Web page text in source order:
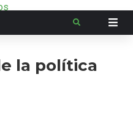
la política